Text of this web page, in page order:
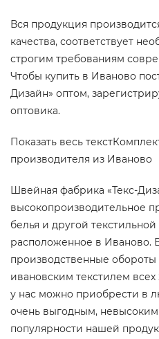
Вся продукция
качества, соответствует
строгим требованиям
Чтобы купить в Иваново
Дизайн» оптом,
оптовика.
Показать весь
производителя из Иваново
Швейная фабрика «Текс-
высокопроизводительное
белья и другой
расположенное в Иваново.
производственные
ивановским текстилем
у нас можно приобрести в
очень выгодным,
популярности нашей